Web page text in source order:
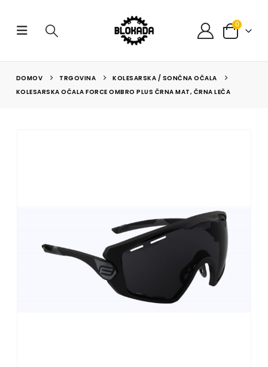
0
DOMOV TRGOVINA
KOLESARSKA / SONČNA OČALA
KOLESARSKA OČALA FORCE OMBRO PLUS ČRNA MAT, ČRNA LEČA